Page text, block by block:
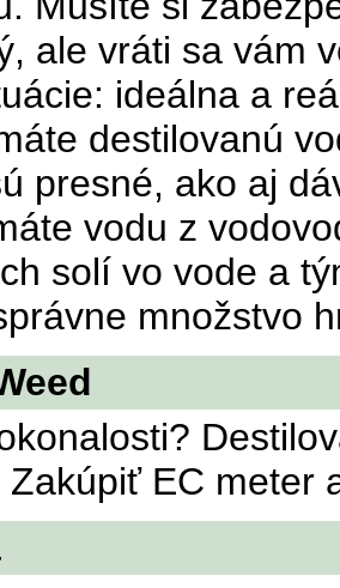
ale vráti sa vám
ideálna a
destilovanú
presné, ako aj
vodu z
solí vo vode a
množstvo
Zakúpiť EC meter